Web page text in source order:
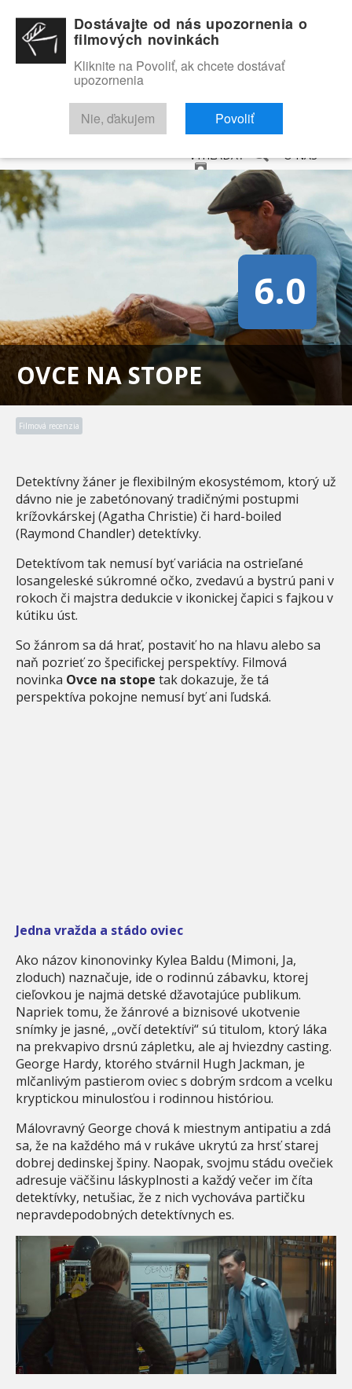
RECENZIE TRAILERY FILMOVÁ DATABÁZA
VYHĽADAŤ O NÁS
OVCE NA STOPE
6.0
Filmová recenzia
Detektívny žáner je flexibilným ekosystémom, ktorý už
dávno nie je zabetónovaný tradičnými postupmi
krížovkárskej (Agatha Christie) či hard-boiled
(Raymond Chandler) detektívky.
Detektívom tak nemusí byť variácia na ostrieľané
losangeleské súkromné očko, zvedavú a bystrú pani v
rokoch či majstra dedukcie v ikonickej čapici s fajkou v
kútiku úst.
So žánrom sa dá hrať, postaviť ho na hlavu alebo sa
naň pozrieť zo špecifickej perspektívy. Filmová
novinka Ovce na stope tak dokazuje, že tá
perspektíva pokojne nemusí byť ani ľudská.
Jedna vražda a stádo oviec
Ako názov kinonovinky Kylea Baldu (Mimoni, Ja,
zloduch) naznačuje, ide o rodinnú zábavku, ktorej
cieľovkou je najmä detské džavotajúce publikum.
Napriek tomu, že žánrové a biznisové ukotvenie
snímky je jasné, „ovčí detektívi“ sú titulom, ktorý láka
na prekvapivo drsnú zápletku, ale aj hviezdny casting.
George Hardy, ktorého stvárnil Hugh Jackman, je
mlčanlivým pastierom oviec s dobrým srdcom a vcelku
kryptickou minulosťou i rodinnou históriou.
Málovravný George chová k miestnym antipatiu a zdá
sa, že na každého má v rukáve ukrytú za hrsť starej
dobrej dedinskej špiny. Naopak, svojmu stádu ovečiek
adresuje väčšinu láskyplnosti a každý večer im číta
detektívky, netušiac, že z nich vychováva partičku
nepravdepodobných detektívnych es.
Dostávajte od nás upozornenia o
filmových novinkách
Kliknite na Povoliť, ak chcete dostávať
upozornenia
Nie, ďakujem Povoliť